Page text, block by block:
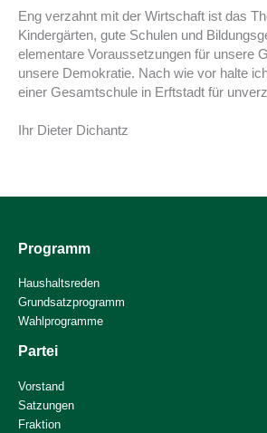
Eng verzahnt mit der Wirtschaft ist das
Kindergärten, gute Schulen und
elementare Voraussetzungen für unsere
unsere Demokratie. Nach wie vor halte
einer Gesamtschule in Erftstadt für
Ihr Dieter Dichantz
Programm
Haushaltsreden
Grundsatzprogramm
Wahlprogramme
Partei
Vorstand
Satzungen
Fraktion